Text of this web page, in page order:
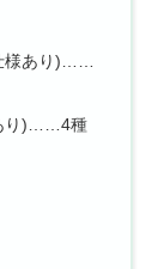
様あり)……
り)……4種